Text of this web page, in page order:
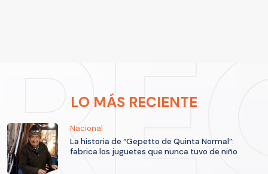
LO MÁS RECIENTE
Nacional
La historia de “Gepetto de Quinta Normal”:
fabrica los juguetes que nunca tuvo de niño